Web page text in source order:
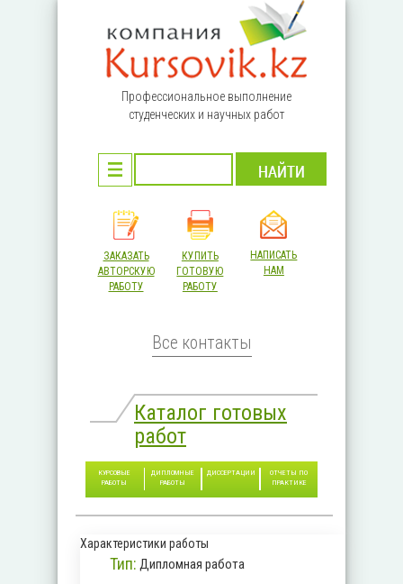
Профессиональное выполнение
студенческих и научных работ
ЗАКАЗАТЬ
АВТОРСКУЮ
РАБОТУ
КУПИТЬ
ГОТОВУЮ
РАБОТУ
НАПИСАТЬ
НАМ
Все контакты
Каталог готовых
работ
КУРСОВЫЕ
РАБОТЫ
ДИПЛОМНЫЕ
РАБОТЫ
ДИССЕРТАЦИИ
ОТЧЕТЫ ПО
ПРАКТИКЕ
Характеристики работы
Тип: Дипломная работа